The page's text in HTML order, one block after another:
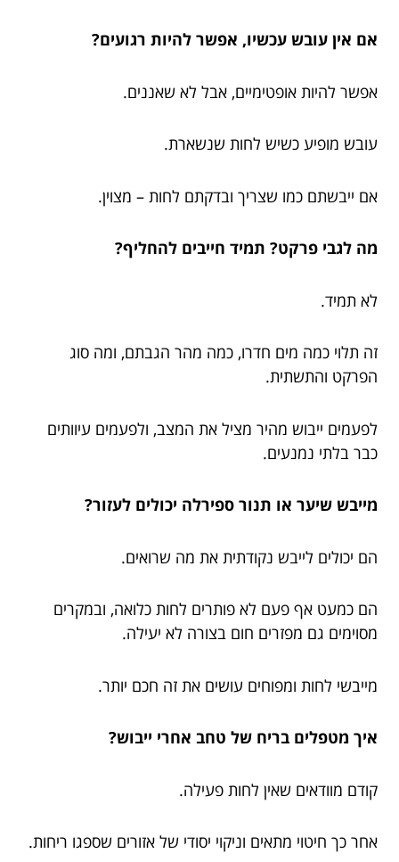
אם אין עובש עכשיו, אפשר להיות רגועים?
אפשר להיות אופטימיים, אבל לא שאננים.
עובש מופיע כשיש לחות שנשארת.
אם ייבשתם כמו שצריך ובדקתם לחות – מצוין.
מה לגבי פרקט? תמיד חייבים להחליף?
לא תמיד.
זה תלוי כמה מים חדרו, כמה מהר הגבתם, ומה סוג
הפרקט והתשתית.
לפעמים ייבוש מהיר מציל את המצב, ולפעמים עיוותים
כבר בלתי נמנעים.
מייבש שיער או תנור ספירלה יכולים לעזור?
הם יכולים לייבש נקודתית את מה שרואים.
הם כמעט אף פעם לא פותרים לחות כלואה, ובמקרים
מסוימים גם מפזרים חום בצורה לא יעילה.
מייבשי לחות ומפוחים עושים את זה חכם יותר.
איך מטפלים בריח של טחב אחרי ייבוש?
קודם מוודאים שאין לחות פעילה.
אחר כך חיטוי מתאים וניקוי יסודי של אזורים שספגו ריחות.